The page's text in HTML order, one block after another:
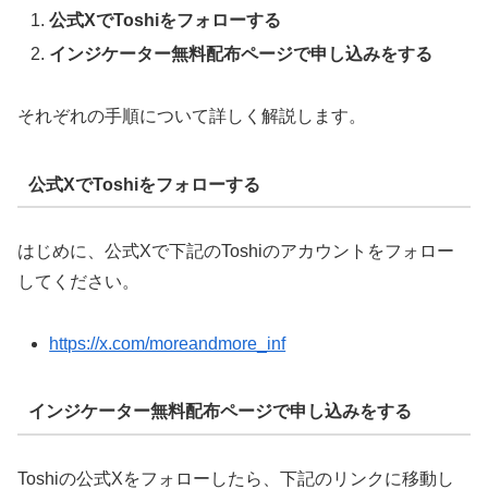
公式XでToshiをフォローする
インジケーター無料配布ページで申し込みをする
それぞれの手順について詳しく解説します。
公式XでToshiをフォローする
はじめに、公式Xで下記のToshiのアカウントをフォロー
してください。
https://x.com/moreandmore_inf
インジケーター無料配布ページで申し込みをする
Toshiの公式Xをフォローしたら、下記のリンクに移動し